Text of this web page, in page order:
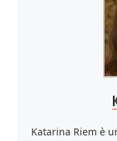
Katarina Riem è